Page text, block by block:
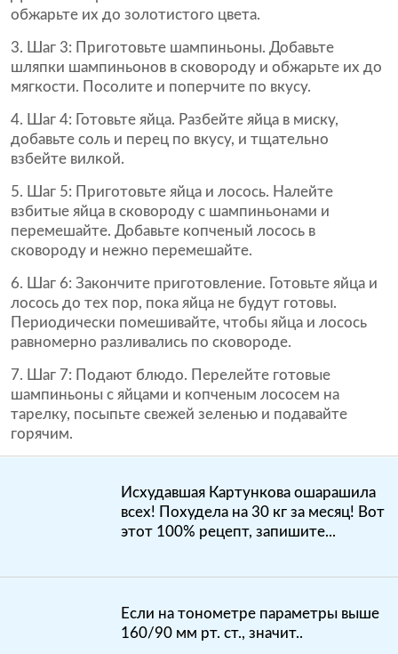
обжарьте их до золотистого цвета.
3. Шаг 3: Приготовьте шампиньоны. Добавьте
шляпки шампиньонов в сковороду и обжарьте их до
мягкости. Посолите и поперчите по вкусу.
4. Шаг 4: Готовьте яйца. Разбейте яйца в миску,
добавьте соль и перец по вкусу, и тщательно
взбейте вилкой.
5. Шаг 5: Приготовьте яйца и лосось. Налейте
взбитые яйца в сковороду с шампиньонами и
перемешайте. Добавьте копченый лосось в
сковороду и нежно перемешайте.
6. Шаг 6: Закончите приготовление. Готовьте яйца и
лосось до тех пор, пока яйца не будут готовы.
Периодически помешивайте, чтобы яйца и лосось
равномерно разливались по сковороде.
7. Шаг 7: Подают блюдо. Перелейте готовые
шампиньоны с яйцами и копченым лососем на
тарелку, посыпьте свежей зеленью и подавайте
горячим.
Исхудавшая Картункова ошарашила
всех! Похудела на 30 кг за месяц! Вот
этот 100% рецепт, запишите...
Если на тонометре параметры выше
160/90 мм рт. ст., значит..